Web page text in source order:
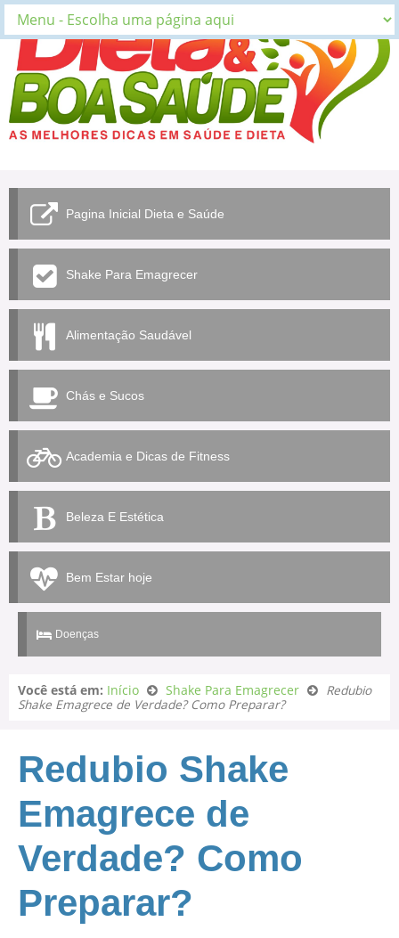
Pagina Inicial Dieta e Saúde
Shake Para Emagrecer
Alimentação Saudável
Chás e Sucos
Academia e Dicas de Fitness
Beleza E Estética
Bem Estar hoje
Doenças
Você está em: Início Shake Para Emagrecer
Redubio
Shake Emagrece de Verdade? Como Preparar?
Redubio Shake
Emagrece de
Verdade? Como
Preparar?